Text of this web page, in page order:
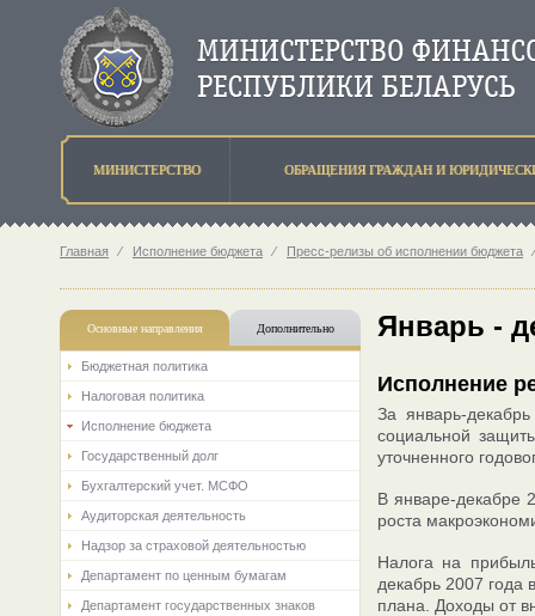
МИНИСТЕРСТВО ОБРАЩЕНИЯ ГРАЖДАН И
Главная ⁄ Исполнение бюджета ⁄ Пресс-релизы об исполнении бюджета ⁄
Основные направления Дополнительно
Бюджетная политика
Налоговая политика
Исполнение бюджета
Государственный долг
Бухгалтерский учет. МСФО
Аудиторская деятельность
Надзор за страховой деятельностью
Департамент по ценным бумагам
Департамент государственных знаков
Январь -
Исполнение
За январь-
социальной
уточненного
В январе-декабре
роста
Налога на
декабрь 2007 года
плана. Доходы от